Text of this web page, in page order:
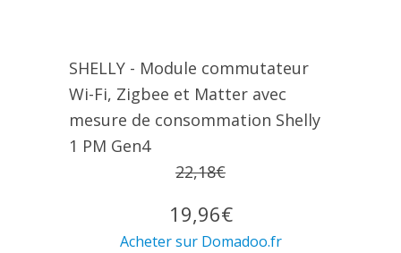
SHELLY - Module commutateur
Wi-Fi, Zigbee et Matter avec
mesure de consommation Shelly
1 PM Gen4
22,18€
19,96€
Acheter sur Domadoo.fr